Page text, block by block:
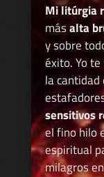
Mi litúrgia
másalta
y sobre
éxito. Yo
la
sensitivos
el fino hilo
espiritual
milagros